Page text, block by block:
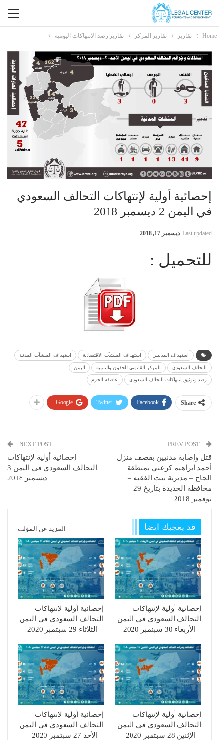
Home تقارير تقارير المركز تقارير رصد الانتهاكات اليومية
إحصائية أولية لإنتهاكات التحالف السعودي
في اليمن 2 ديسمبر 2018
Last updated ديسمبر 17, 2018
للتحميل :
استهداف المدنيين استهداف المنشآت الاقتصادية استهداف المنشآت المدنية
التحالف السعودي المركز القانوني للحقوق والتنمية اليمن
رصد وتوثيق انتهاكات التحالف السعودي عاصفة الحزم
Share
Facebook
Twitter
Google+
قتل وإصابة مدنيين بقصف منزل
أحمد ابراهيم كرعني بمنطقة
الجاح – مديرية بيت الفقيه –
محافظة الحديدة بتاريخ 29
نوفمبر 2018
NEXT POST
إحصائية أولية لإنتهاكات
التحالف السعودي في اليمن 3
ديسمبر 2018
قد يعجبك ايضا المزيد عن المؤلف
إحصائية أولية لإنتهاكات
التحالف السعودي في اليمن
– الأربعاء 30 سبتمبر 2020
إحصائية أولية لإنتهاكات
التحالف السعودي في اليمن
– الثلاثاء 29 سبتمبر 2020
إحصائية أولية لإنتهاكات
التحالف السعودي في اليمن
– الإثنين 28 سبتمبر 2020
إحصائية أولية لإنتهاكات
التحالف السعودي في اليمن
– الأحد 27 سبتمبر 2020